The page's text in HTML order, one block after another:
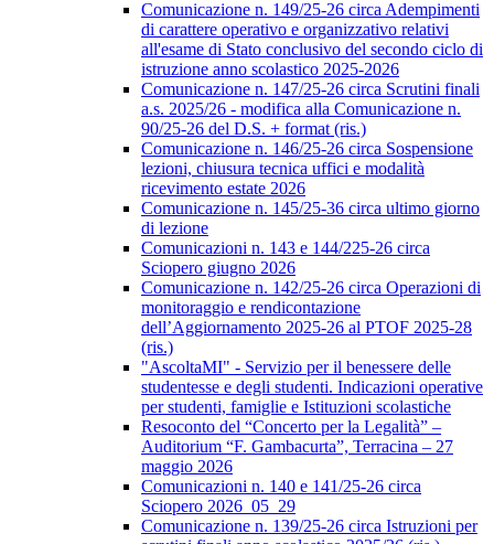
Comunicazione n. 149/25-26 circa Adempimenti
di carattere operativo e organizzativo relativi
all'esame di Stato conclusivo del secondo ciclo di
istruzione anno scolastico 2025-2026
Comunicazione n. 147/25-26 circa Scrutini finali
a.s. 2025/26 - modifica alla Comunicazione n.
90/25-26 del D.S. + format (ris.)
Comunicazione n. 146/25-26 circa Sospensione
lezioni, chiusura tecnica uffici e modalità
ricevimento estate 2026
Comunicazione n. 145/25-36 circa ultimo giorno
di lezione
Comunicazioni n. 143 e 144/225-26 circa
Sciopero giugno 2026
Comunicazione n. 142/25-26 circa Operazioni di
monitoraggio e rendicontazione
dell’Aggiornamento 2025-26 al PTOF 2025-28
(ris.)
"AscoltaMI" - Servizio per il benessere delle
studentesse e degli studenti. Indicazioni operative
per studenti, famiglie e Istituzioni scolastiche
Resoconto del “Concerto per la Legalità” –
Auditorium “F. Gambacurta”, Terracina – 27
maggio 2026
Comunicazioni n. 140 e 141/25-26 circa
Sciopero 2026_05_29
Comunicazione n. 139/25-26 circa Istruzioni per